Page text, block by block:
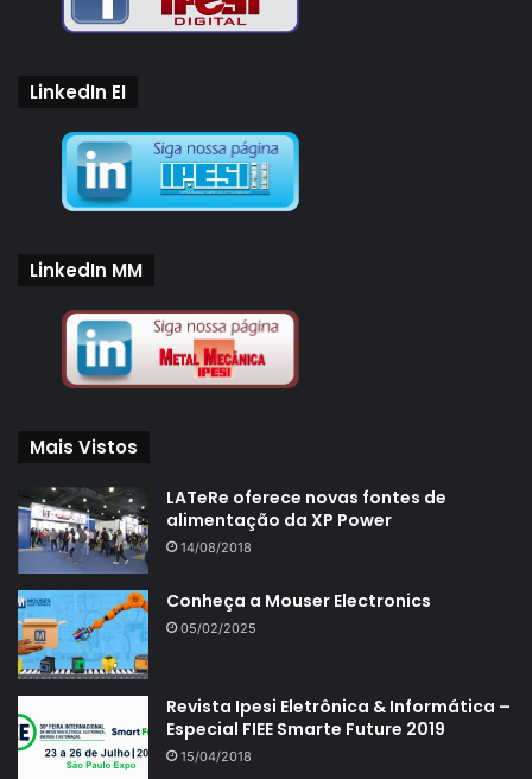
LinkedIn EI
LinkedIn MM
Mais Vistos
LATeRe oferece novas fontes de
alimentação da XP Power
14/08/2018
Conheça a Mouser Electronics
05/02/2025
Revista Ipesi Eletrônica & Informática –
Especial FIEE Smarte Future 2019
15/04/2018